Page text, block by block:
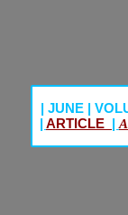
| JUNE |
| ARTICLE |